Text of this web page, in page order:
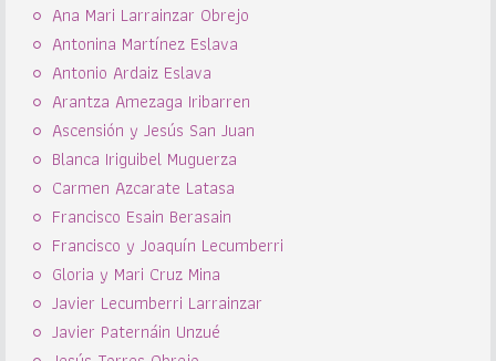
Ana Mari Larrainzar Obrejo
Antonina Martínez Eslava
Antonio Ardaiz Eslava
Arantza Amezaga Iribarren
Ascensión y Jesús San Juan
Blanca Iriguibel Muguerza
Carmen Azcarate Latasa
Francisco Esain Berasain
Francisco y Joaquín Lecumberri
Gloria y Mari Cruz Mina
Javier Lecumberri Larrainzar
Javier Paternáin Unzué